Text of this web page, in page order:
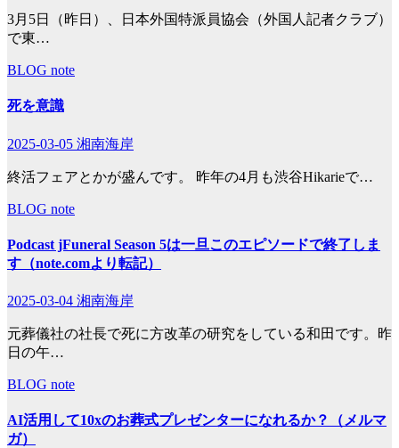
3月5日（昨日）、日本外国特派員協会（外国人記者クラブ）
で東…
BLOG note
死を意識
2025-03-05 湘南海岸
終活フェアとかが盛んです。 昨年の4月も渋谷Hikarieで…
BLOG note
Podcast jFuneral Season 5は一旦このエピソードで終了しま
す（note.comより転記）
2025-03-04 湘南海岸
元葬儀社の社長で死に方改革の研究をしている和田です。昨
日の午…
BLOG note
AI活用して10xのお葬式プレゼンターになれるか？（メルマ
ガ）